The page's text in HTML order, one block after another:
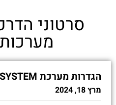
סרטוני
הגדרות מערכת SYSTEM
מרץ 18, 2024